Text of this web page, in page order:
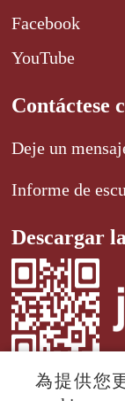
Facebook
YouTube
Contáctese
Deje un
Informe de
Descargar
為提供您